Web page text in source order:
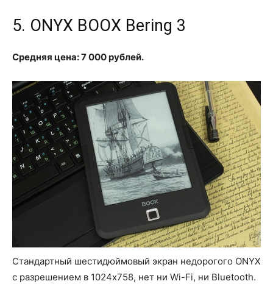
5. ONYX BOOX Bering 3
Средняя цена: 7 000 рублей.
Стандартный шестидюймовый экран недорогого ONYX
с разрешением в 1024х758, нет ни Wi-Fi, ни Bluetooth.